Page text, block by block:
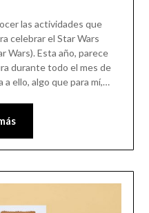
las actividades que
celebrar el Star Wars
Wars). Esta año, parece
durante todo el mes de
ello, algo que para mí,…